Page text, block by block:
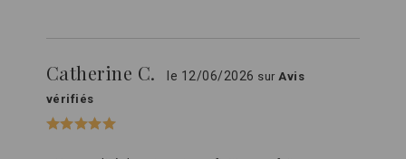
Catherine C. le 12/06/2026 surAvis
vérifiés